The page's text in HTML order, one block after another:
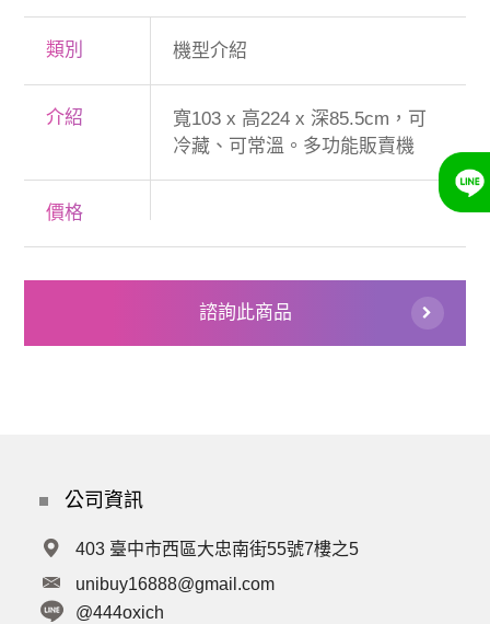
類別 機型介紹
介紹
寬103 x 高224 x 深85.5cm，可
冷藏、可常溫。多功能販賣機
價格
諮詢此商品
公司資訊
403 臺中市西區大忠南街55號7樓之5
unibuy16888@gmail.com
@444oxich